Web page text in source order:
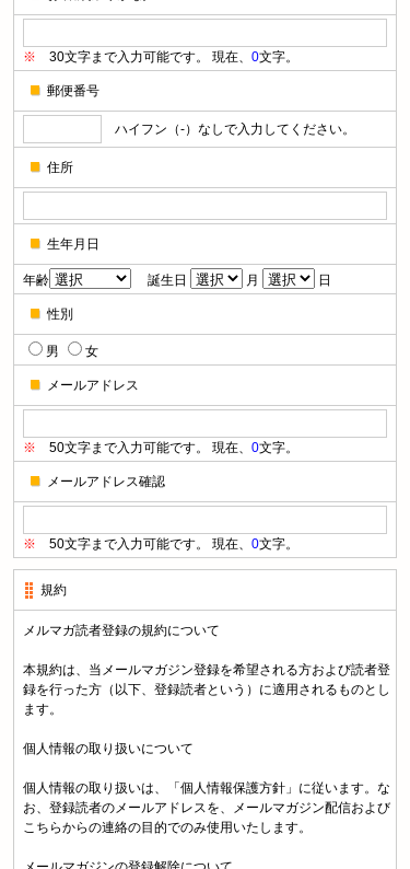
※ 30文字まで入力可能です。 現在、 0文字。
郵便番号
ハイフン（-）なしで入力してください。
住所
生年月日
年齢 誕生日 月 日
性別
男 女
メールアドレス
※ 50文字まで入力可能です。 現在、 0文字。
メールアドレス確認
※ 50文字まで入力可能です。 現在、 0文字。
規約
メルマガ読者登録の規約について
本規約は、当メールマガジン登録を希望される方および読者登
録を行った方（以下、登録読者という）に適用されるものとし
ます。
個人情報の取り扱いについて
個人情報の取り扱いは、「個人情報保護方針」に従います。な
お、登録読者のメールアドレスを、メールマガジン配信および
こちらからの連絡の目的でのみ使用いたします。